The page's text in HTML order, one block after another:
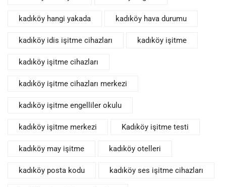
kadıköy hangi yakada kadıköy hava durumu
kadıköy idis işitme cihazları kadıköy işitme
kadıköy işitme cihazları
kadıköy işitme cihazları merkezi
kadıköy işitme engelliler okulu
kadıköy işitme merkezi Kadıköy işitme testi
kadıköy may işitme kadıköy otelleri
kadıköy posta kodu kadıköy ses işitme cihazları